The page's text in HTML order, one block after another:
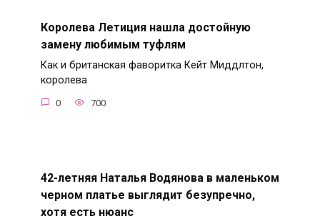
Королева Летиция нашла достойную
замену любимым туфлям
Как и британская фаворитка Кейт Миддлтон,
королева
0 700
42-летняя Наталья Водянова в маленьком
черном платье выглядит безупречно,
хотя есть нюанс